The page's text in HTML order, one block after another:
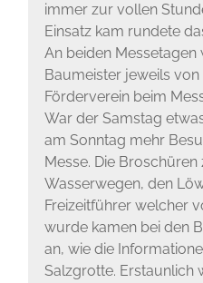
immer zur vollen
Einsatz kam rundete
An beiden
Baumeister jeweils
Förderverein beim
War der Samstag
am Sonntag mehr
Messe. Die
Wasserwegen, den
Freizeitführer welcher
wurde kamen bei den
an, wie die
Salzgrotte. Erstaunlich